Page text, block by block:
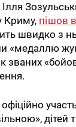
Криму, пішов
швидко з
«медаллю
званих
участь
дітей